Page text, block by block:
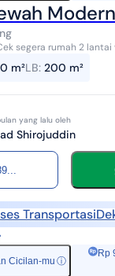
indah yang
m²LB: 200 m²
yang lalu oleh
Shirojuddin
Transportasi
Cicilan-mu ⓘ
Rp